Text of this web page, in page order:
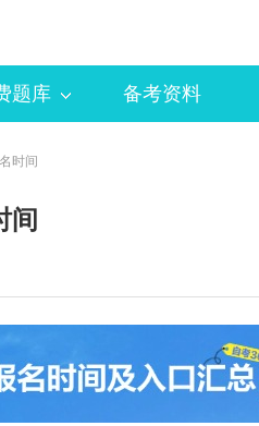
题库 备考资料
时间
间